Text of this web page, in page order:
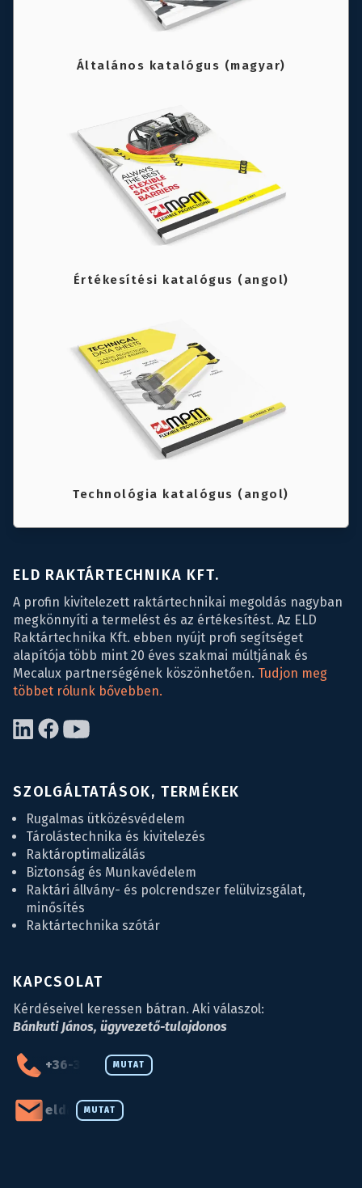
Általános katalógus (magyar)
Értékesítési katalógus (angol)
Technológia katalógus (angol)
ELD RAKTÁRTECHNIKA KFT.
A profin kivitelezett raktártechnikai megoldás nagyban
megkönnyíti a termelést és az értékesítést. Az ELD
Raktártechnika Kft. ebben nyújt profi segítséget
alapítója több mint 20 éves szakmai múltjának és
Mecalux partnerségének köszönhetően. Tudjon meg
többet rólunk bővebben.
SZOLGÁLTATÁSOK, TERMÉKEK
Rugalmas ütközésvédelem
Tárolástechnika és kivitelezés
Raktároptimalizálás
Biztonság és Munkavédelem
Raktári állvány- és polcrendszer felülvizsgálat,
minősítés
Raktártechnika szótár
KAPCSOLAT
Kérdéseivel keressen bátran. Aki válaszol:
Bánkuti János, ügyvezető-tulajdonos
MUTAT
+36-34-590-027
MUTAT
eld@eld.hu